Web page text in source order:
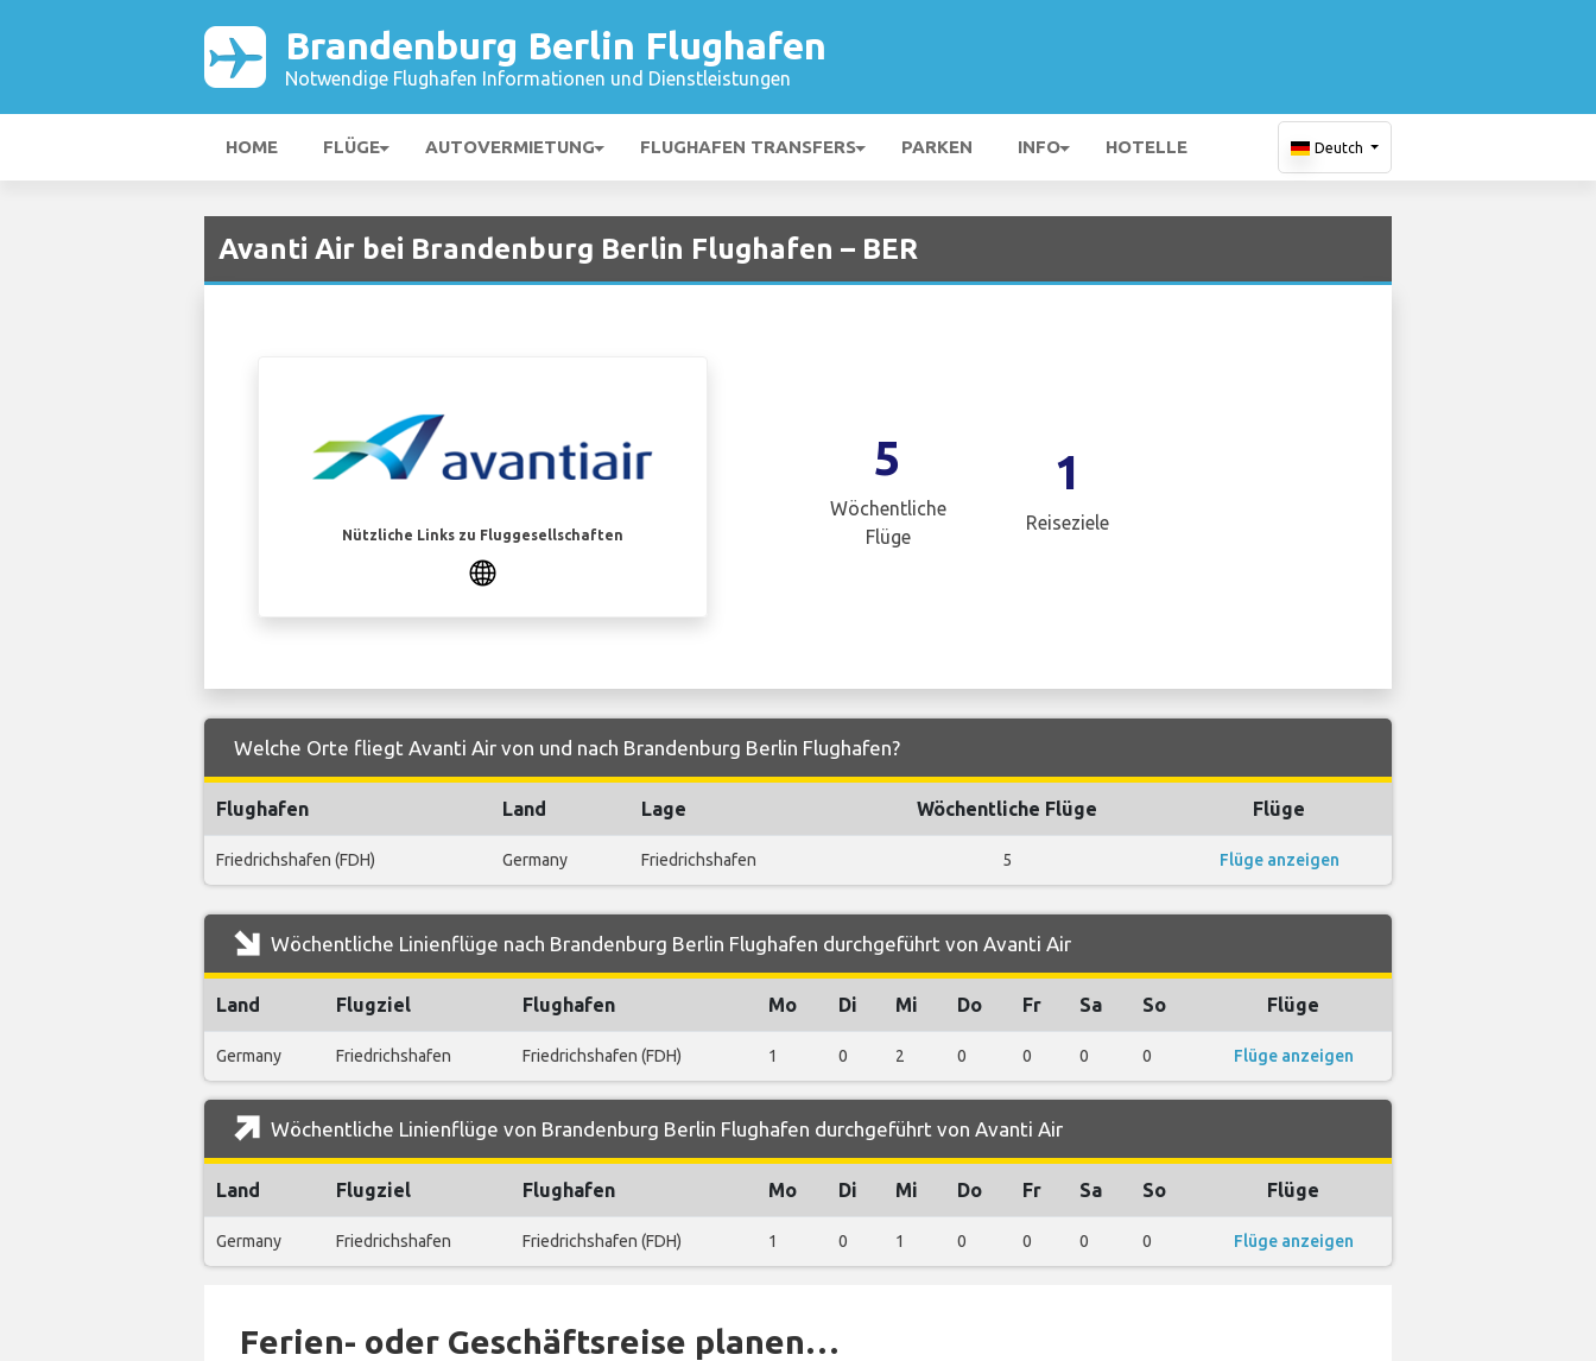
Brandenburg Berlin Flughafen
Notwendige Flughafen Informationen und Dienstleistungen
HOME FLÜGE AUTOVERMIETUNG FLUGHAFEN TRANSFERS PARKEN INFO HOTELLE Deutch
Avanti Air bei Brandenburg Berlin Flughafen – BER
Nützliche Links zu Fluggesellschaften
5
Wöchentliche
Flüge
1
Reiseziele
Welche Orte fliegt Avanti Air von und nach Brandenburg Berlin Flughafen?
Flughafen Land Lage Wöchentliche Flüge Flüge
Friedrichshafen (FDH) Germany Friedrichshafen 5 Flüge anzeigen
Wöchentliche Linienflüge nach Brandenburg Berlin Flughafen durchgeführt von Avanti Air
Land Flugziel Flughafen Mo Di Mi Do Fr Sa So Flüge
Germany Friedrichshafen Friedrichshafen (FDH) 1 0 2 0 0 0 0 Flüge anzeigen
Wöchentliche Linienflüge von Brandenburg Berlin Flughafen durchgeführt von Avanti Air
Land Flugziel Flughafen Mo Di Mi Do Fr Sa So Flüge
Germany Friedrichshafen Friedrichshafen (FDH) 1 0 1 0 0 0 0 Flüge anzeigen
Ferien- oder Geschäftsreise planen…